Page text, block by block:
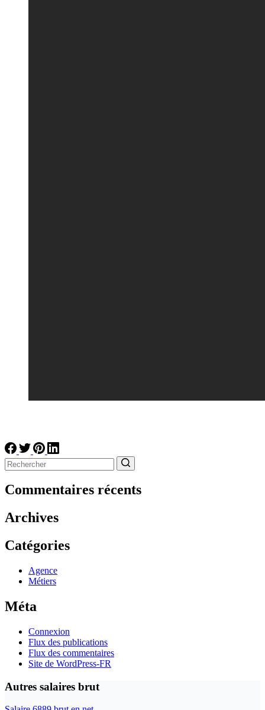
résultat
Commentaires récents
Archives
Catégories
Agence
Métiers
Méta
Connexion
Flux des publications
Flux des commentaires
Site de WordPress-FR
Autres salaires brut